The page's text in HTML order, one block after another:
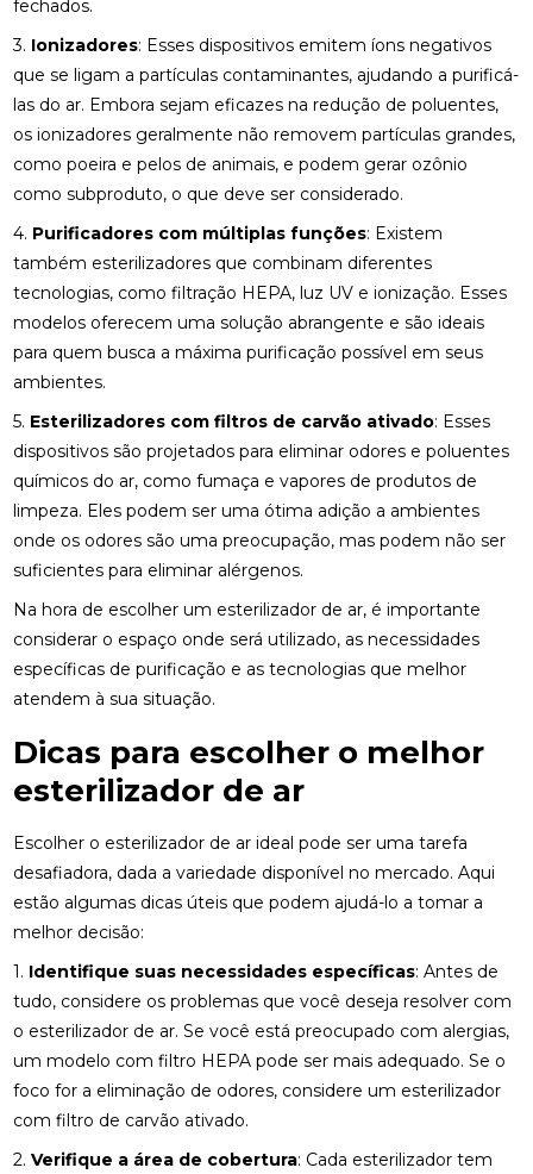
fechados.
3. Ionizadores: Esses dispositivos emitem íons negativos
que se ligam a partículas contaminantes, ajudando a purificá-
las do ar. Embora sejam eficazes na redução de poluentes,
os ionizadores geralmente não removem partículas grandes,
como poeira e pelos de animais, e podem gerar ozônio
como subproduto, o que deve ser considerado.
4. Purificadores com múltiplas funções: Existem
também esterilizadores que combinam diferentes
tecnologias, como filtração HEPA, luz UV e ionização. Esses
modelos oferecem uma solução abrangente e são ideais
para quem busca a máxima purificação possível em seus
ambientes.
5. Esterilizadores com filtros de carvão ativado: Esses
dispositivos são projetados para eliminar odores e poluentes
químicos do ar, como fumaça e vapores de produtos de
limpeza. Eles podem ser uma ótima adição a ambientes
onde os odores são uma preocupação, mas podem não ser
suficientes para eliminar alérgenos.
Na hora de escolher um esterilizador de ar, é importante
considerar o espaço onde será utilizado, as necessidades
específicas de purificação e as tecnologias que melhor
atendem à sua situação.
Dicas para escolher o melhor
esterilizador de ar
Escolher o esterilizador de ar ideal pode ser uma tarefa
desafiadora, dada a variedade disponível no mercado. Aqui
estão algumas dicas úteis que podem ajudá-lo a tomar a
melhor decisão:
1. Identifique suas necessidades específicas: Antes de
tudo, considere os problemas que você deseja resolver com
o esterilizador de ar. Se você está preocupado com alergias,
um modelo com filtro HEPA pode ser mais adequado. Se o
foco for a eliminação de odores, considere um esterilizador
com filtro de carvão ativado.
2.Verifique a área de cobertura: Cada esterilizador tem